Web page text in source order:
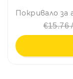
€15.76